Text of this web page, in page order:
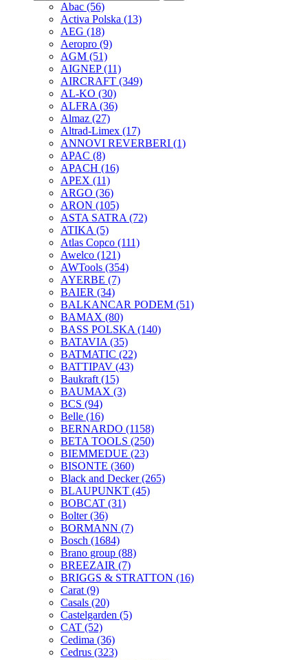
Abac (56)
Activa Polska (13)
AEG (18)
Aeropro (9)
AGM (51)
AIGNEP(11)
AIRCRAFT (349)
AL-KO (30)
ALFRA (36)
Almaz (27)
Altrad-Limex (17)
ANNOVI REVERBERI (1)
APAC (8)
APACH (16)
APEX (11)
ARGO (36)
ARON (105)
ASTA SATRA (72)
ATIKA (5)
Atlas Copco (111)
Awelco (121)
AWTools (354)
AYERBE (7)
BAIER (34)
BALKANCAR PODEM (51)
BAMAX (80)
BASS POLSKA (140)
BATAVIA (35)
BATMATIC (22)
BATTIPAV (43)
Baukraft (15)
BAUMAX (3)
BCS (94)
Belle (16)
BERNARDO (1158)
BETA TOOLS (250)
BIEMMEDUE (23)
BISONTE (360)
Black and Decker(265)
BLAUPUNKT (45)
BOBCAT (31)
Bolter(36)
BORMANN (7)
Bosch (1684)
Brano group (88)
BREEZAIR (7)
BRIGGS & STRATTON (16)
Carat (9)
Casals (20)
Castelgarden (5)
CAT (52)
Cedima (36)
Cedrus (323)